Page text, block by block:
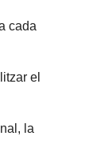
cada
el
la